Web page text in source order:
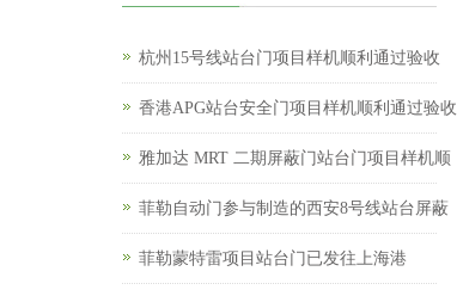
杭州15号线站台门项目样机顺利通过验收
香港APG站台安全门项目样机顺利通过验收
雅加达 MRT 二期屏蔽门站台门项目样机顺
菲勒自动门参与制造的西安8号线站台屏蔽
菲勒蒙特雷项目站台门已发往上海港